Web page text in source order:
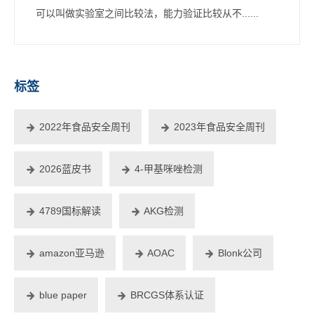
可以叫做实验室之间比较法，能力验证比较从不......
标签
2022年食品安全周刊 2023年食品安全周刊
2026蓝皮书 4-甲基咪唑检测
4789国标解读 AKG检测
amazon亚马逊 AOAC Blonk公司
blue paper BRCGS体系认证